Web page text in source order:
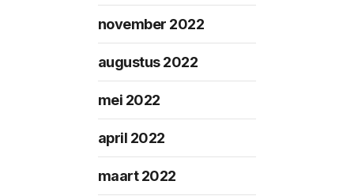
november 2022
augustus 2022
mei 2022
april 2022
maart 2022